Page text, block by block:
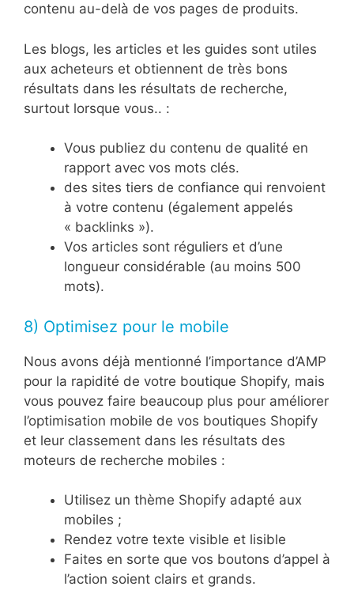
contenu au-delà de vos pages de produits.
Les blogs, les articles et les guides sont utiles
aux acheteurs et obtiennent de très bons
résultats dans les résultats de recherche,
surtout lorsque vous.. :
Vous publiez du contenu de qualité en
rapport avec vos mots clés.
des sites tiers de confiance qui renvoient
à votre contenu (également appelés
« backlinks »).
Vos articles sont réguliers et d’une
longueur considérable (au moins 500
mots).
8) Optimisez pour le mobile
Nous avons déjà mentionné l’importance d’AMP
pour la rapidité de votre boutique Shopify, mais
vous pouvez faire beaucoup plus pour améliorer
l’optimisation mobile de vos boutiques Shopify
et leur classement dans les résultats des
moteurs de recherche mobiles :
Utilisez un thème Shopify adapté aux
mobiles ;
Rendez votre texte visible et lisible
Faites en sorte que vos boutons d’appel à
l’action soient clairs et grands.